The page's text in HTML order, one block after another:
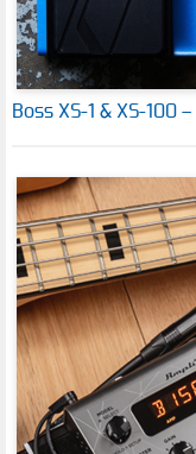
Boss XS-1 & XS-100